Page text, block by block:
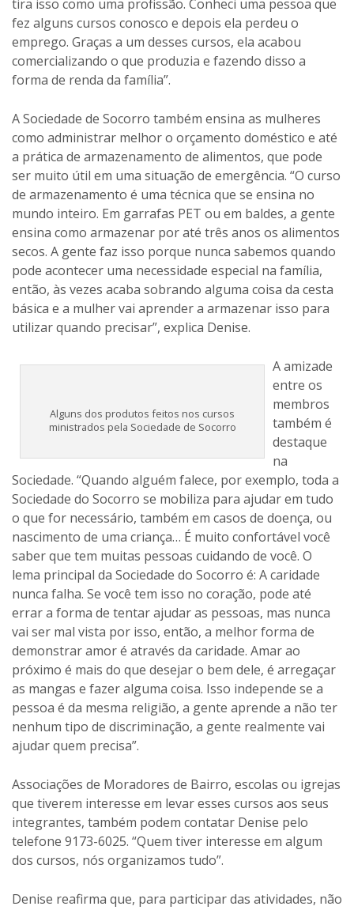
tira isso como uma profissão. Conheci uma pessoa que
fez alguns cursos conosco e depois ela perdeu o
emprego. Graças a um desses cursos, ela acabou
comercializando o que produzia e fazendo disso a
forma de renda da família”.
A Sociedade de Socorro também ensina as mulheres
como administrar melhor o orçamento doméstico e até
a prática de armazenamento de alimentos, que pode
ser muito útil em uma situação de emergência. “O curso
de armazenamento é uma técnica que se ensina no
mundo inteiro. Em garrafas PET ou em baldes, a gente
ensina como armazenar por até três anos os alimentos
secos. A gente faz isso porque nunca sabemos quando
pode acontecer uma necessidade especial na família,
então, às vezes acaba sobrando alguma coisa da cesta
básica e a mulher vai aprender a armazenar isso para
utilizar quando precisar”, explica Denise.
Alguns dos produtos feitos nos cursos
ministrados pela Sociedade de Socorro
A amizade
entre os
membros
também é
destaque
na
Sociedade. “Quando alguém falece, por exemplo, toda a
Sociedade do Socorro se mobiliza para ajudar em tudo
o que for necessário, também em casos de doença, ou
nascimento de uma criança… É muito confortável você
saber que tem muitas pessoas cuidando de você. O
lema principal da Sociedade do Socorro é: A caridade
nunca falha. Se você tem isso no coração, pode até
errar a forma de tentar ajudar as pessoas, mas nunca
vai ser mal vista por isso, então, a melhor forma de
demonstrar amor é através da caridade. Amar ao
próximo é mais do que desejar o bem dele, é arregaçar
as mangas e fazer alguma coisa. Isso independe se a
pessoa é da mesma religião, a gente aprende a não ter
nenhum tipo de discriminação, a gente realmente vai
ajudar quem precisa”.
Associações de Moradores de Bairro, escolas ou igrejas
que tiverem interesse em levar esses cursos aos seus
integrantes, também podem contatar Denise pelo
telefone 9173-6025. “Quem tiver interesse em algum
dos cursos, nós organizamos tudo”.
Denise reafirma que, para participar das atividades, não